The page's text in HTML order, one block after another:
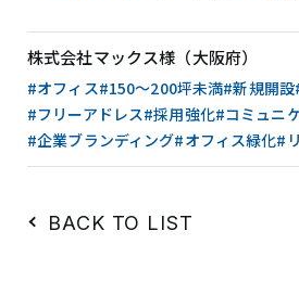
株式会社マックス様（大阪府）
#オフィス#150〜200坪未満#新規開設
#フリーアドレス#採用強化#コミュニ
#企業ブランディング#オフィス緑化#
BACK TO LIST